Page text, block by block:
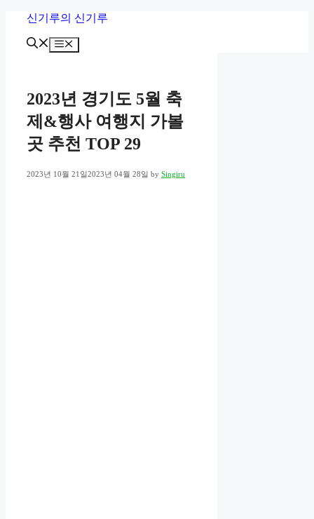
content
신기루의 신기루
Menu
2023년 경기도 5월 축
제&행사 여행지 가볼
곳 추천 TOP 29
2023년 10월 21일2023년 04월 28일 by Singiru